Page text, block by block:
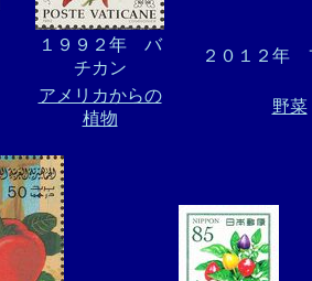
１９９２年 バ
チカン
２０１２年
アメリカからの
植物
野菜